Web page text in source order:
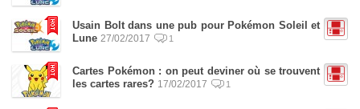
Usain Bolt dans une pub pour Pokémon Soleil et
Lune 27/02/2017 1
Cartes Pokémon : on peut deviner où se trouvent
les cartes rares? 17/02/2017 1